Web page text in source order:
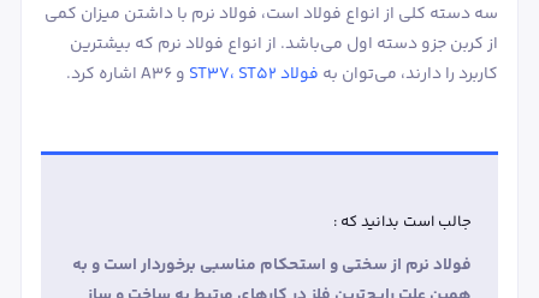
سه دسته کلی از انواع فولاد است، فولاد نرم با داشتن میزان کمی
از کربن جزو دسته اول می‌باشد. از انواع فولاد نرم که بیشترین
کاربرد را دارند، می‌توان به فولاد ST37، ST52 و A36 اشاره کرد.
جالب است بدانید که :
فولاد نرم از سختی و استحکام مناسبی برخوردار است و به